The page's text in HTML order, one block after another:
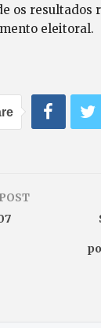
os resultados
eleitoral.